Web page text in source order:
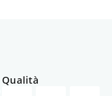
Qualità